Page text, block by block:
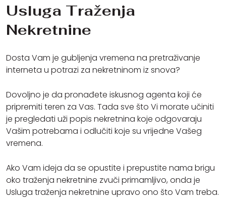
Usluga Traženja
Nekretnine
Dosta Vam je gubljenja vremena na pretraživanje
interneta u potrazi za nekretninom iz snova?
Dovoljno je da pronađete iskusnog agenta koji će
pripremiti teren za Vas. Tada sve što Vi morate učiniti
je pregledati uži popis nekretnina koje odgovaraju
Vašim potrebama i odlučiti koje su vrijedne Vašeg
vremena.
Ako Vam ideja da se opustite i prepustite nama brigu
oko traženja nekretnine zvuči primamljivo, onda je
Usluga traženja nekretnine upravo ono što Vam treba.